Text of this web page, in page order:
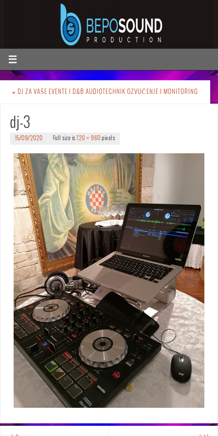
« DJ ZA VAŠE EVENTE I D&B AUDIOTECHNIK OZVUČENJE I MONITORING
dj-3
15/09/2020 Full size is 720 × 960 pixels